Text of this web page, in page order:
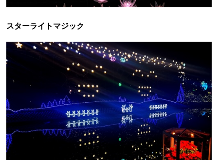
スターライトマジック